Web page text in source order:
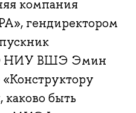
компания
гендиректором
НИУ ВШЭ Эмин
каково быть